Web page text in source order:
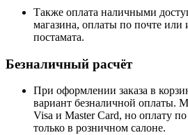
Также оплата наличными
магазина, оплаты по почте или
постамата.
Безналичный расчёт
При оформлении заказа в
вариант безналичной оплаты.
Visa и Master Card, но оплату
только в розничном салоне.